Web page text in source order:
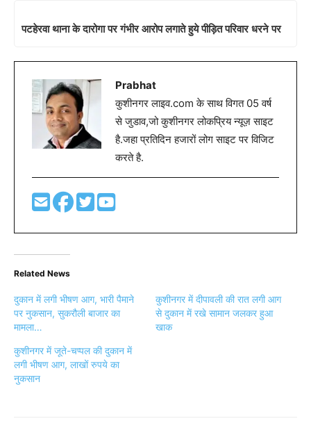
पटहेरवा थाना के दारोगा पर गंभीर आरोप लगाते हुये पीड़ित परिवार धरने पर
Prabhat
कुशीनगर लाइव.com के साथ विगत 05 वर्ष
से जुडाव,जो कुशीनगर लोकप्रिय न्यूज़ साइट
है.जहा प्रतिदिन हजारों लोग साइट पर विजिट
करते है.
Related News
दुकान में लगी भीषण आग, भारी पैमाने
पर नुकसान, सुकरौली बाजार का
मामला…
कुशीनगर में दीपावली की रात लगी आग
से दुकान में रखे सामान जलकर हुआ
खाक
कुशीनगर में जूते-चप्पल की दुकान में
लगी भीषण आग, लाखों रुपये का
नुकसान